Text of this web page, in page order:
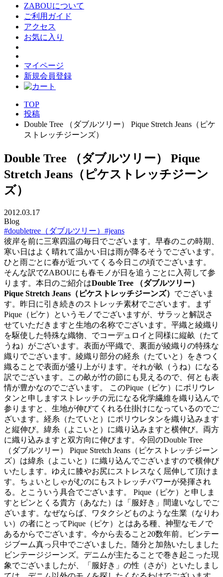
ZABOUについて
ご利用ガイド
アクセス
お気に入り
マイページ
新規会員登録
TOP
投稿
Double Tree （ダブルツリー） Pique Stretch Jeans（ピケ
ストレッチジーンズ）
Double Tree （ダブルツリー） Pique
Stretch Jeans（ピケストレッチジーン
ズ）
2012.03.17
Blog
#doubletree（ダブルツリー） #jeans
彼岸を前に三寒四温の毎日でございます。早春のこの時期、
寒い日はよく晴れて温かい日は雨が降るそうでございます。
ひと雨ごとに春が近づいてくる今日この頃でございます。
そんな訳でZABOUにも春モノが日を追うごとに入荷して参
ります。本日のご紹介はDouble Tree （ダブルツリー）
Pique Stretch Jeans（ピケストレッチジーンズ） でございま
す。昨日に引き続きのストレッチ素材でございます。まず
Pique（ピケ）というモノでございますが、サラッと解説さ
せていただきますと生地の名称でございます。平織と綾織り
を駆使した特殊な織物、でコーデュロイと同様に縦畝（たて
うね）がございます。表面が平織で、裏面が綾織りの特殊な
織りでございます。綾織り部分の経糸（たていと）をきつく
織ることで表面が盛り上がります。それが畝（うね）になる
訳でございます。この畝が竹の節にも見えるので、何とも表
情が豊かなのでございます。 このPique（ピケ）にポリウレ
タンと申しますストレッチの元になる化学繊維を織り込んで
参りますと、生地が伸びてくれる仕掛けになっているのでご
ざいます。経糸（たていと）にポリウレタンを織り込みます
と縦伸び。緯糸（よこいと）に織り込みますと横伸び。両方
に織り込みますと双方向に伸びます。今回のDouble Tree
（ダブルツリー） Pique Stretch Jeans（ピケストレッチジーン
ズ）は緯糸（よこいと）に織り込んでございますので横伸び
いたします。ゆえに膝やお尻にストレスなく屈伸して頂けま
す。ちょいとしゃがむのにもストレッチパワーが発揮され
る。とこういう具合でございます。 Pique（ピケ）と申しま
すとピンとくる貴方（あなた）は「服好き」間違いなしでご
ざいます。なぜならば、ワタクシどものような生業（なりわ
い）の者にとってPique（ピケ）とはある種、神聖なモノで
あるからでございます。今から去ること20数年前。ビンテー
ジブーム真っ只中でございました。随分と加熱いたしました
ビンテージジーンズ。デニムが主たることで巻き起こった現
象でございましたが、「服好き」の性（さが）といたしまし